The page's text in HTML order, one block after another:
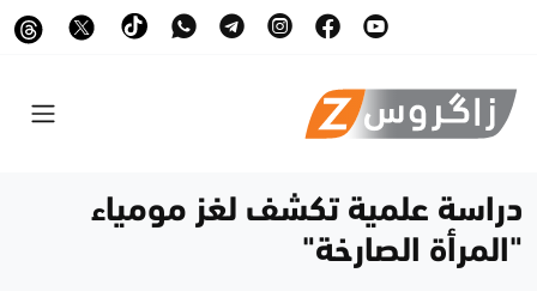
دراسة علمية تكشف لغز مومياء
"المرأة الصارخة"